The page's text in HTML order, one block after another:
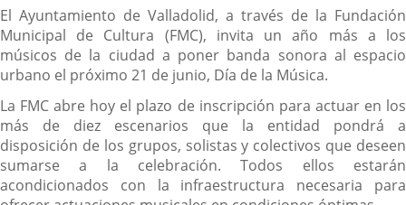
El Ayuntamiento de Valladolid, a través de la Fundación
Municipal de Cultura (FMC), invita un año más a los
músicos de la ciudad a poner banda sonora al espacio
urbano el próximo 21 de junio, Día de la Música.
La FMC abre hoy el plazo de inscripción para actuar en los
más de diez escenarios que la entidad pondrá a
disposición de los grupos, solistas y colectivos que deseen
sumarse a la celebración. Todos ellos estarán
acondicionados con la infraestructura necesaria para